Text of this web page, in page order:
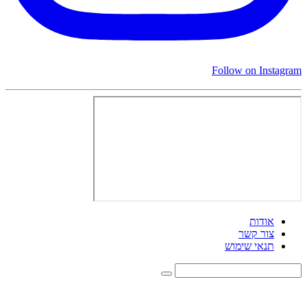
Follow on Instagram
אודות
צור קשר
תנאי שימוש